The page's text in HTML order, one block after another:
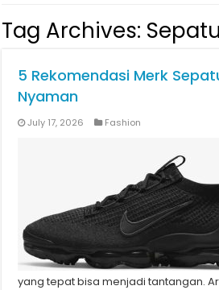
Tag Archives:
5 Rekomendasi Merk
Nyaman
July 17, 2026 Fashion
yang tepat bisa menjadi tantangan.